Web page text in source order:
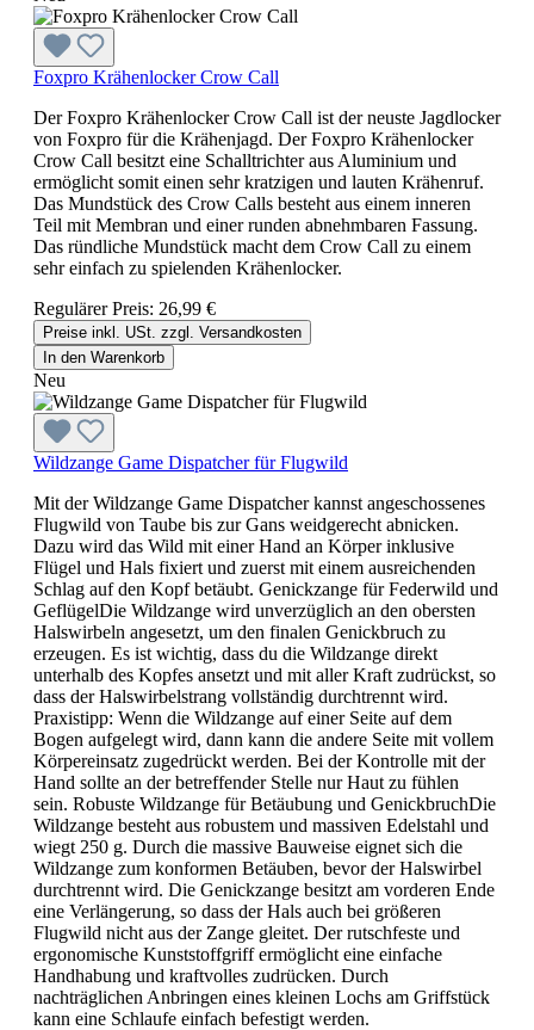
Foxpro Krähenlocker Crow Call
Der Foxpro Krähenlocker Crow Call ist der neuste Jagdlocker
von Foxpro für die Krähenjagd. Der Foxpro Krähenlocker
Crow Call besitzt eine Schalltrichter aus Aluminium und
ermöglicht somit einen sehr kratzigen und lauten Krähenruf.
Das Mundstück des Crow Calls besteht aus einem inneren
Teil mit Membran und einer runden abnehmbaren Fassung.
Das ründliche Mundstück macht dem Crow Call zu einem
sehr einfach zu spielenden Krähenlocker.
Regulärer Preis: 26,99 €
Preise inkl. USt. zzgl. Versandkosten
In den Warenkorb
Neu
Wildzange Game Dispatcher für Flugwild
Mit der Wildzange Game Dispatcher kannst angeschossenes
Flugwild von Taube bis zur Gans weidgerecht abnicken.
Dazu wird das Wild mit einer Hand an Körper inklusive
Flügel und Hals fixiert und zuerst mit einem ausreichenden
Schlag auf den Kopf betäubt. Genickzange für Federwild und
GeflügelDie Wildzange wird unverzüglich an den obersten
Halswirbeln angesetzt, um den finalen Genickbruch zu
erzeugen. Es ist wichtig, dass du die Wildzange direkt
unterhalb des Kopfes ansetzt und mit aller Kraft zudrückst, so
dass der Halswirbelstrang vollständig durchtrennt wird.
Praxistipp: Wenn die Wildzange auf einer Seite auf dem
Bogen aufgelegt wird, dann kann die andere Seite mit vollem
Körpereinsatz zugedrückt werden. Bei der Kontrolle mit der
Hand sollte an der betreffender Stelle nur Haut zu fühlen
sein. Robuste Wildzange für Betäubung und GenickbruchDie
Wildzange besteht aus robustem und massiven Edelstahl und
wiegt 250 g. Durch die massive Bauweise eignet sich die
Wildzange zum konformen Betäuben, bevor der Halswirbel
durchtrennt wird. Die Genickzange besitzt am vorderen Ende
eine Verlängerung, so dass der Hals auch bei größeren
Flugwild nicht aus der Zange gleitet. Der rutschfeste und
ergonomische Kunststoffgriff ermöglicht eine einfache
Handhabung und kraftvolles zudrücken. Durch
nachträglichen Anbringen eines kleinen Lochs am Griffstück
kann eine Schlaufe einfach befestigt werden.